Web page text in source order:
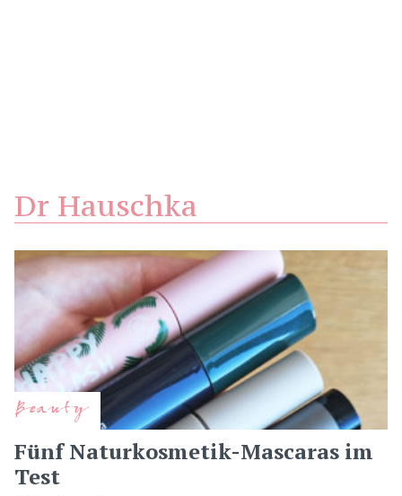
Dr Hauschka
Beauty
Fünf Naturkosmetik-Mascaras im
Test